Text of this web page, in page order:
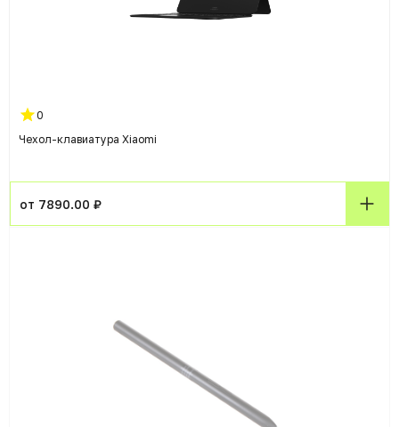
0
Чехол-клавиатура Xiaomi
от 7890.00 ₽